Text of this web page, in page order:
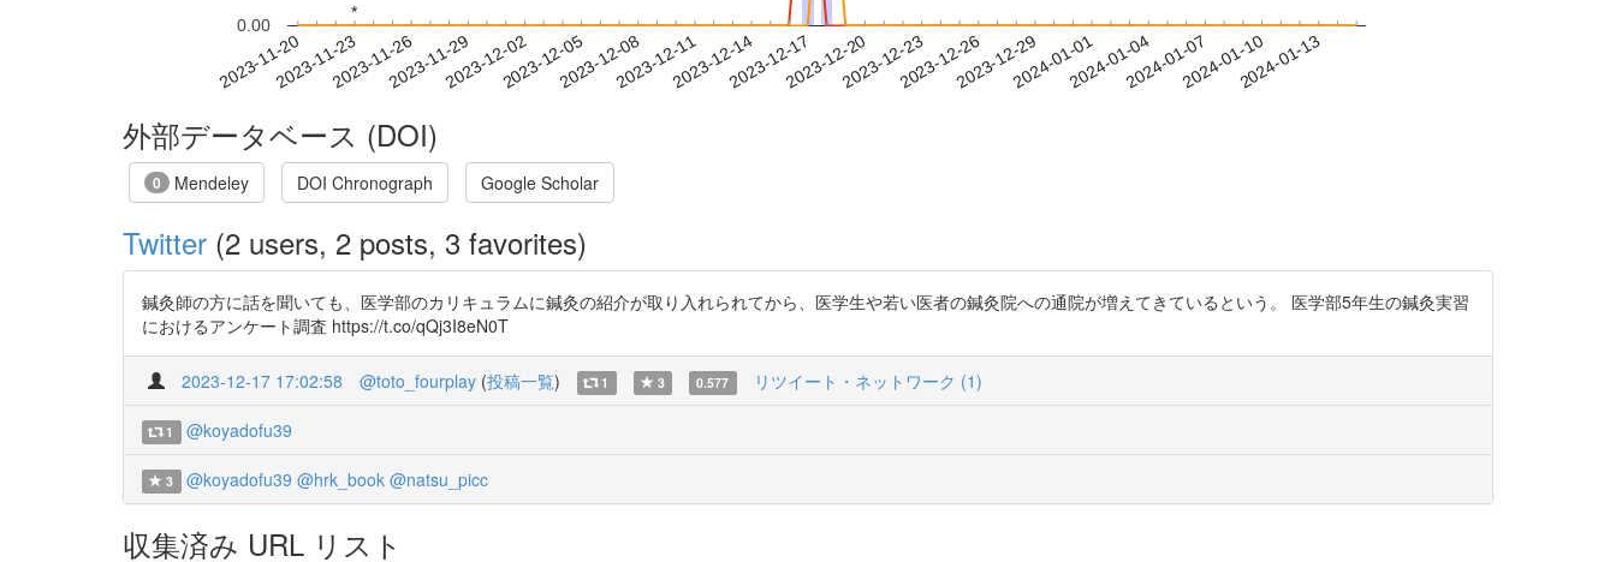
2023-11-202023-11-232023-11-262023-11-292023-12-022023-12-052023-12-082023-12-112023-12-142023-12-172023-12-202023-12-232023-12-262023-12-292024-01-012024-01-042024-01-072024-01-102024-01-13
0.00
*
*
外部データベース (DOI)
0 Mendeley DOI Chronograph Google Scholar
Twitter (2 users, 2 posts, 3 favorites)
鍼灸師の方に話を聞いても、医学部のカリキュラムに鍼灸の紹介が取り入れられてから、医学生や若い医者の鍼灸院への通院が増えてきているという。 医学部5年生の鍼灸実習
におけるアンケート調査 https://t.co/qQj3I8eN0T
2023-12-17 17:02:58 @toto_fourplay (投稿一覧) 1 3 0.577 リツイート・ネットワーク (1)
1 @koyadofu39
3 @koyadofu39 @hrk_book @natsu_picc
収集済み URL リスト